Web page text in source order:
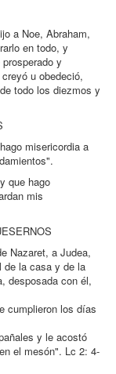
a Noe, Abraham,
en todo, y
y
u obedeció,
todo los diezmos y
misericordia a
que hago
mis
Nazaret, a Judea,
de la casa y de la
desposada con él,
cumplieron los días
y le acostó
el mesón". Lc 2: 4-